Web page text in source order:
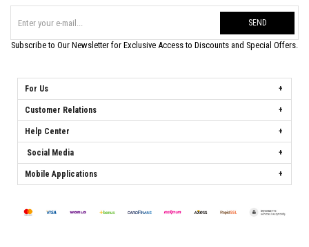
SEND
Subscribe to Our Newsletter for Exclusive Access to Discounts and Special Offers.
For Us
Customer Relations
Help Center
Social Media
Mobile Applications